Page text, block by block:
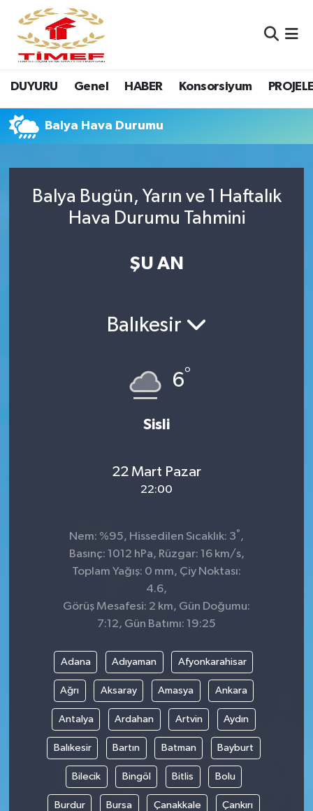
DUYURU Genel HABER Konsorsiyum
Balya Hava Durumu
Balya Bugün, Yarın ve 1 Haftalık
Hava Durumu Tahmini
ŞU AN
Balıkesir
6°
Sisli
22 Mart Pazar
22:00
Nem: %95, Hissedilen Sıcaklık: 3° ,
Basınç: 1012 hPa, Rüzgar: 16 km/s,
Toplam Yağış: 0 mm, Çiy Noktası:
4.6,
Görüş Mesafesi: 2 km, Gün Doğumu:
7:12, Gün Batımı: 19:25
Adana Adıyaman Afyonkarahisar
Ağrı Aksaray Amasya Ankara
Antalya Ardahan Artvin Aydın
Balıkesir Bartın Batman Bayburt
Bilecik Bingöl Bitlis Bolu
Burdur Bursa Çanakkale Çankırı
Anasayfa Kutu
Anasayfa Manşet
Canlı Yayın
Erasmus
Nöbetçi Eczaneler
Hava Durumu
Namaz Vakitleri
Süper Lig Puan Durumu ve Fikstür
Son Dakika Haberleri